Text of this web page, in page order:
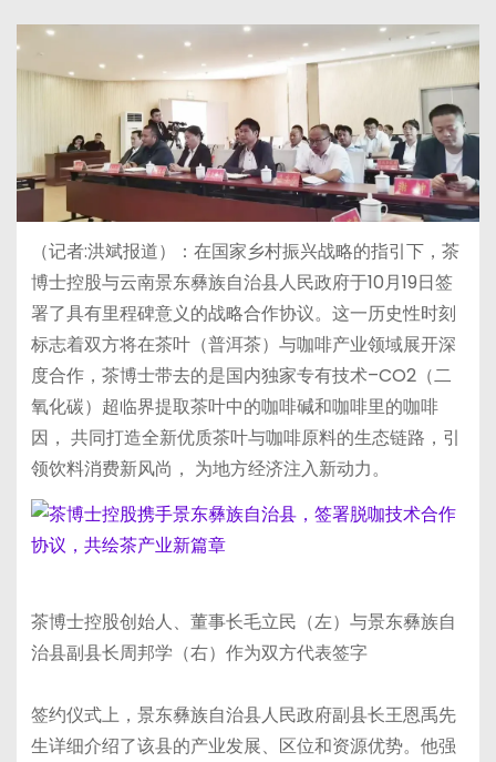
（记者:洪斌报道）：在国家乡村振兴战略的指引下，茶
博士控股与云南景东彝族自治县人民政府于10月19日签
署了具有里程碑意义的战略合作协议。这一历史性时刻
标志着双方将在茶叶（普洱茶）与咖啡产业领域展开深
度合作，茶博士带去的是国内独家专有技术–CO2（二
氧化碳）超临界提取茶叶中的咖啡碱和咖啡里的咖啡
因， 共同打造全新优质茶叶与咖啡原料的生态链路，引
领饮料消费新风尚， 为地方经济注入新动力。
茶博士控股创始人、董事长毛立民（左）与景东彝族自
治县副县长周邦学（右）作为双方代表签字
签约仪式上，景东彝族自治县人民政府副县长王恩禹先
生详细介绍了该县的产业发展、区位和资源优势。他强